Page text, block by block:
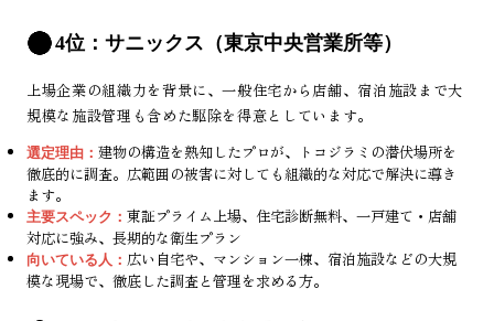
4位：サニックス（東京中央営業所等）
上場企業の組織力を背景に、一般住宅から店舗、宿泊施設まで大
規模な施設管理も含めた駆除を得意としています。
選定理由： 建物の構造を熟知したプロが、トコジラミの潜伏場所を
徹底的に調査。広範囲の被害に対しても組織的な対応で解決に導き
ます。
主要スペック： 東証プライム上場、住宅診断無料、一戸建て・店舗
対応に強み、長期的な衛生プラン
向いている人： 広い自宅や、マンション一棟、宿泊施設などの大規
模な現場で、徹底した調査と管理を求める方。